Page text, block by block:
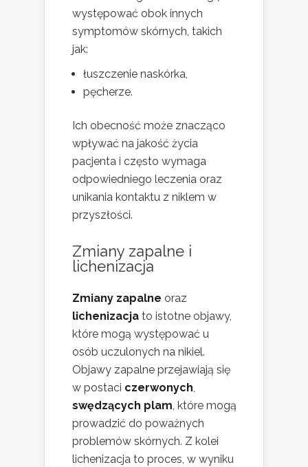
występować obok innych
symptomów skórnych, takich
jak:
łuszczenie naskórka,
pęcherze.
Ich obecność może znacząco
wpływać na jakość życia
pacjenta i często wymaga
odpowiedniego leczenia oraz
unikania kontaktu z niklem w
przyszłości.
Zmiany zapalne i
lichenizacja
Zmiany zapalne oraz
lichenizacja to istotne objawy,
które mogą występować u
osób uczulonych na nikiel.
Objawy zapalne przejawiają się
w postaci czerwonych,
swędzących plam, które mogą
prowadzić do poważnych
problemów skórnych. Z kolei
lichenizacja to proces, w wyniku